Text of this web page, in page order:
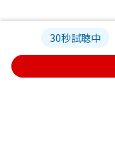
30秒試聴中